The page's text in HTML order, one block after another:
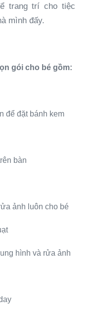
trang trí cho tiệc
mình đấy.
gói cho bé gồm:
để đặt bánh kem
bàn
ảnh luôn cho bé
hình và rửa ảnh